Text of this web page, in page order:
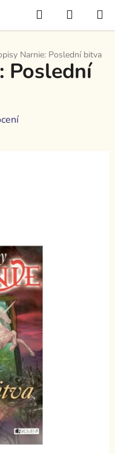
Hledat
KOŠÍK
Narnie: Poslední bitva
Poslední